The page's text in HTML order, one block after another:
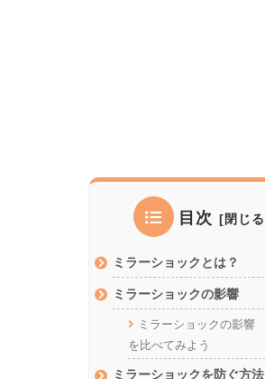
目次
ミラーショックとは？
ミラーショックの影響
ミラーショックの影響
を比べてみよう
ミラーショックを防ぐ方法